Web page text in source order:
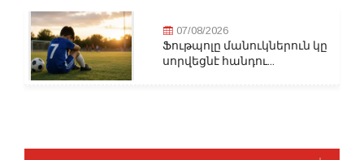
07/08/2026
Ֆութպոլը մանուկներուն կը
սորվեցնէ հանդու...